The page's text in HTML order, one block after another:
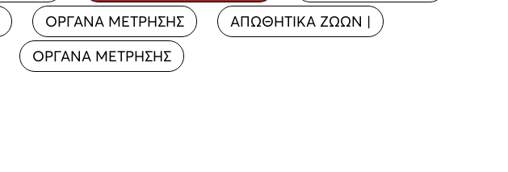
ΟΡΓΑΝΑ ΜΕΤΡΗΣΗΣ
ΑΠΩΘΗΤΙΚΑ ΖΩΩΝ |
ΟΡΓΑΝΑ ΜΕΤΡΗΣΗΣ